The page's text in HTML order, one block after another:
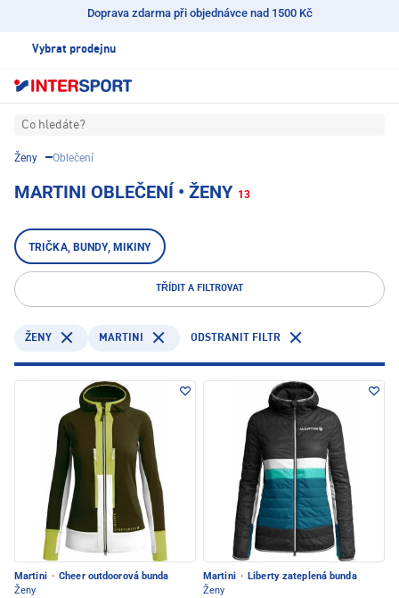
Doprava zdarma při objednávce nad 1500 Kč
Vybrat prodejnu
Co hledáte?
Ženy Oblečení
MARTINI OBLEČENÍ • ŽENY 13
TRIČKA, BUNDY, MIKINY
TŘÍDIT A FILTROVAT
ŽENY MARTINI ODSTRANIT FILTR
Martini · Cheer outdoorová bunda
Ženy
Martini · Liberty zateplená bunda
Ženy